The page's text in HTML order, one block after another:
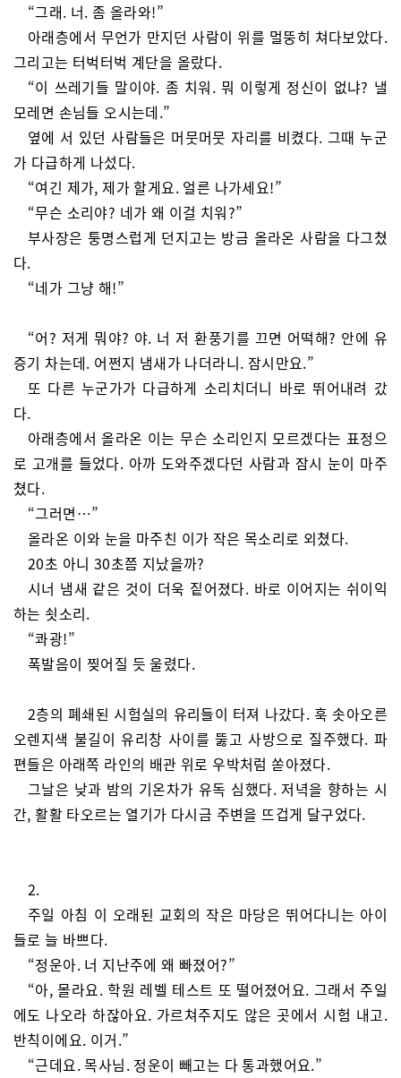
“그래. 너. 좀 올라와!”
아래층에서 무언가 만지던 사람이 위를 멀뚱히 쳐다보았다.
그리고는 터벅터벅 계단을 올랐다.
“이 쓰레기들 말이야. 좀 치워. 뭐 이렇게 정신이 없냐? 낼
모레면 손님들 오시는데.”
옆에 서 있던 사람들은 머뭇머뭇 자리를 비켰다. 그때 누군
가 다급하게 나섰다.
“여긴 제가, 제가 할게요. 얼른 나가세요!”
“무슨 소리야? 네가 왜 이걸 치워?”
부사장은 퉁명스럽게 던지고는 방금 올라온 사람을 다그쳤
다.
“네가 그냥 해!”
“어? 저게 뭐야? 야. 너 저 환풍기를 끄면 어떡해? 안에 유
증기 차는데. 어쩐지 냄새가 나더라니. 잠시만요.”
또 다른 누군가가 다급하게 소리치더니 바로 뛰어내려 갔
다.
아래층에서 올라온 이는 무슨 소리인지 모르겠다는 표정으
로 고개를 들었다. 아까 도와주겠다던 사람과 잠시 눈이 마주
쳤다.
“그러면…”
올라온 이와 눈을 마주친 이가 작은 목소리로 외쳤다.
20초 아니 30초쯤 지났을까?
시너 냄새 같은 것이 더욱 짙어졌다. 바로 이어지는 쉬이익
하는 쇳소리.
“콰광!”
폭발음이 찢어질 듯 울렸다.
2층의 폐쇄된 시험실의 유리들이 터져 나갔다. 훅 솟아오른
오렌지색 불길이 유리창 사이를 뚫고 사방으로 질주했다. 파
편들은 아래쪽 라인의 배관 위로 우박처럼 쏟아졌다.
그날은 낮과 밤의 기온차가 유독 심했다. 저녁을 향하는 시
간, 활활 타오르는 열기가 다시금 주변을 뜨겁게 달구었다.
2.
주일 아침 이 오래된 교회의 작은 마당은 뛰어다니는 아이
들로 늘 바쁘다.
“정운아. 너 지난주에 왜 빠졌어?”
“아, 몰라요. 학원 레벨 테스트 또 떨어졌어요. 그래서 주일
에도 나오라 하잖아요. 가르쳐주지도 않은 곳에서 시험 내고.
반칙이에요. 이거.”
“근데요. 목사님. 정운이 빼고는 다 통과했어요.”